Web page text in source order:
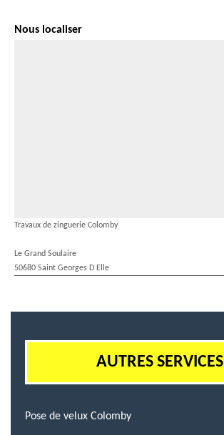
Nous localiser
Travaux de zinguerie Colomby
Le Grand Soulaire
50680 Saint Georges D Elle
AUTRES SERVICES
Pose de velux Colomby